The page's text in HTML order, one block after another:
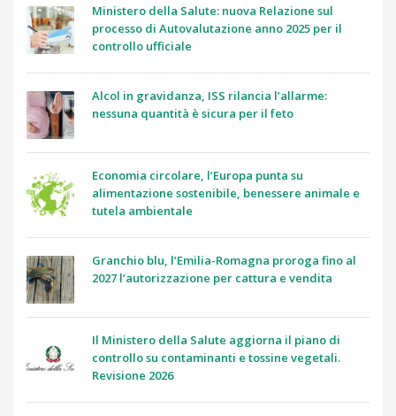
Ministero della Salute: nuova Relazione sul
processo di Autovalutazione anno 2025 per il
controllo ufficiale
Alcol in gravidanza, ISS rilancia l’allarme:
nessuna quantità è sicura per il feto
Economia circolare, l’Europa punta su
alimentazione sostenibile, benessere animale e
tutela ambientale
Granchio blu, l’Emilia-Romagna proroga fino al
2027 l’autorizzazione per cattura e vendita
Il Ministero della Salute aggiorna il piano di
controllo su contaminanti e tossine vegetali.
Revisione 2026